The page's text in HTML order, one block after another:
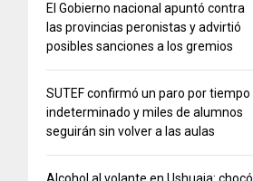
El Gobierno nacional apuntó contra
las provincias peronistas y advirtió
posibles sanciones a los gremios
SUTEF confirmó un paro por tiempo
indeterminado y miles de alumnos
seguirán sin volver a las aulas